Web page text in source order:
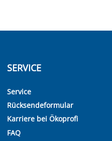
SERVICE
Service
Rücksendeformular
Karriere bei Ökoprofi
FAQ